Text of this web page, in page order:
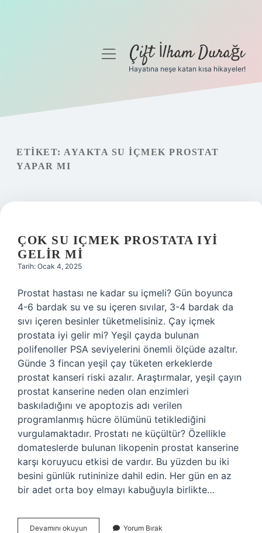
Gizlilik Politikası
Hakkımızda
menüyüÇift İlham Durağı
Hayatına neşe katan kısa hikayeler!
ETIKET: AYAKTA SU IÇMEK PROSTAT
YAPAR MI
ÇOK SU IÇMEK PROSTATA IYI
GELIR MI
Tarih: Ocak 4, 2025
Prostat hastası ne kadar su içmeli? Gün boyunca
4-6 bardak su ve su içeren sıvılar, 3-4 bardak da
sıvı içeren besinler tüketmelisiniz. Çay içmek
prostata iyi gelir mi? Yeşil çayda bulunan
polifenoller PSA seviyelerini önemli ölçüde azaltır.
Günde 3 fincan yeşil çay tüketen erkeklerde
prostat kanseri riski azalır. Araştırmalar, yeşil çayın
prostat kanserine neden olan enzimleri
baskıladığını ve apoptozis adı verilen
programlanmış hücre ölümünü tetiklediğini
vurgulamaktadır. Prostatı ne küçültür? Özellikle
domateslerde bulunan likopenin prostat kanserine
karşı koruyucu etkisi de vardır. Bu yüzden bu iki
besini günlük rutininize dahil edin. Her gün en az
bir adet orta boy elmayı kabuğuyla birlikte…
Devamını okuyun Yorum Bırak